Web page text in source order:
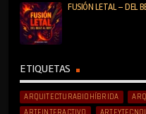
FUSIÓN LETAL – DEL
ETIQUETAS
ARQUITECTURABIOHÍBRIDA